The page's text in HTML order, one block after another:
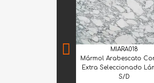
MIARA018
Mármol Arabescato
Extra Seleccionado
S/D